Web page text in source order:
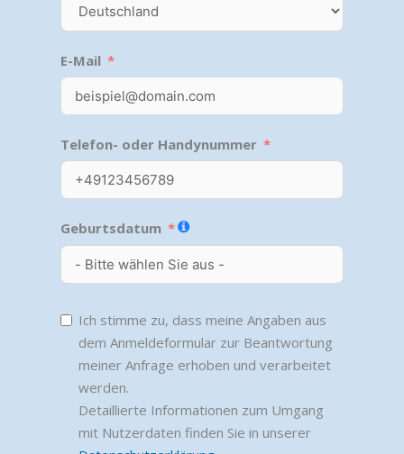
E-Mail
Telefon- oder Handynummer
Geburtsdatum
Ich stimme zu, dass meine Angaben aus
dem Anmeldeformular zur Beantwortung
meiner Anfrage erhoben und verarbeitet
werden.
Detaillierte Informationen zum Umgang
mit Nutzerdaten finden Sie in unserer